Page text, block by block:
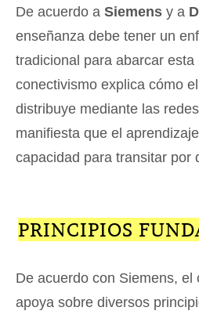
De acuerdo a Siemens y a
enseñanza debe tener un
tradicional para abarcar esta
conectivismo explica cómo
distribuye mediante las
manifiesta que el
capacidad para transitar por
PRINCIPIOS
De acuerdo con Siemens, el
apoya sobre diversos